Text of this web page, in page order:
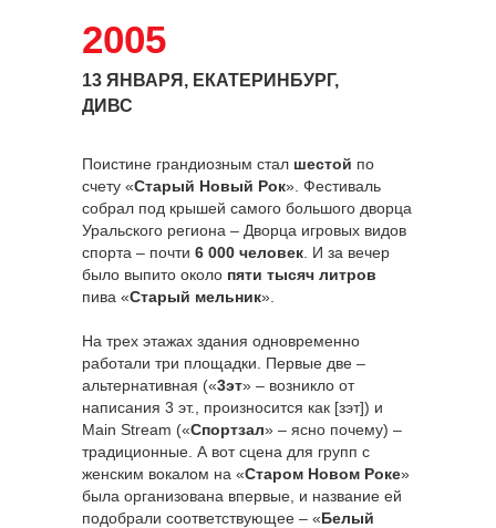
13 ЯНВАРЯ, ЕКАТЕРИНБУРГ,
ДИВС
Поистине грандиозным стал шестой по
счету «Старый Новый Рок». Фестиваль
собрал под крышей самого большого дворца
Уральского региона – Дворца игровых видов
спорта – почти 6 000 человек . И за вечер
было выпито около пяти тысяч литров
пива «Старый мельник».
На трех этажах здания одновременно
работали три площадки. Первые две –
альтернативная («3эт» – возникло от
написания 3 эт., произносится как [зэт]) и
Main Stream («Спортзал» – ясно почему) –
традиционные. А вот сцена для групп с
женским вокалом на «Старом Новом Роке»
была организована впервые, и название ей
подобрали соответствующее – «Белый
2005